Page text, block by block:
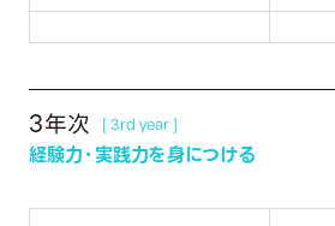
3年次 [ 3rd year ]
経験力・実践力を身につける